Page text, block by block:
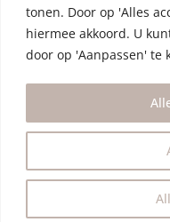
tonen. Door op 'Alles
hiermee akkoord. U
door op 'Aanpassen' te